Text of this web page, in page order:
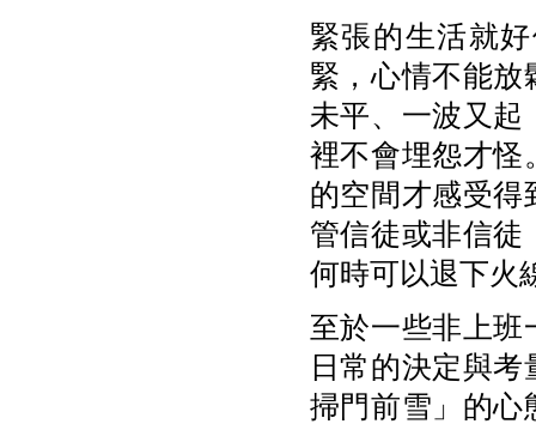
緊張的生活就
緊，心情不能放
未平、一波又起
裡不會埋怨才怪
的空間才感受得
管信徒或非信徒
何時可以退下火
至於一些非上班
日常的決定與
掃門前雪」的心